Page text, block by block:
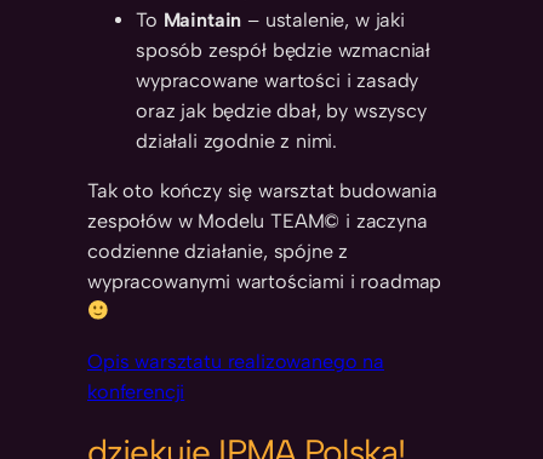
To Maintain – ustalenie, w jaki
sposób zespół będzie wzmacniał
wypracowane wartości i zasady
oraz jak będzie dbał, by wszyscy
działali zgodnie z nimi.
Tak oto kończy się warsztat budowania
zespołów w Modelu TEAM© i zaczyna
codzienne działanie, spójne z
wypracowanymi wartościami i roadmap
Opis warsztatu realizowanego na
konferencji